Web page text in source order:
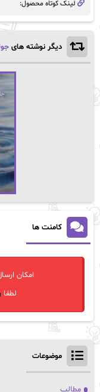
لینک کوتاه محصول:
دیگر نوشته های
کامنت ها
امکان
لطفا
موضوعات
مطالب